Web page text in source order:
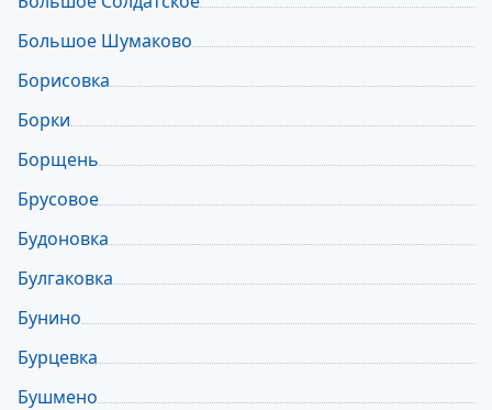
Большое Шумаково
Борисовка
Борки
Борщень
Брусовое
Будоновка
Булгаковка
Бунино
Бурцевка
Бушмено